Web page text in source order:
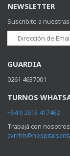
NEWSLETTER
Suscribite a
GUARDIA
0261 4637001
TURNOS
+54 9 2613 417462
Trabajá con